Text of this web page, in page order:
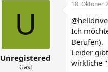
U
Unregistered
Gast
18. Oktober
Ich
Berufen).
Leider
wirkliche